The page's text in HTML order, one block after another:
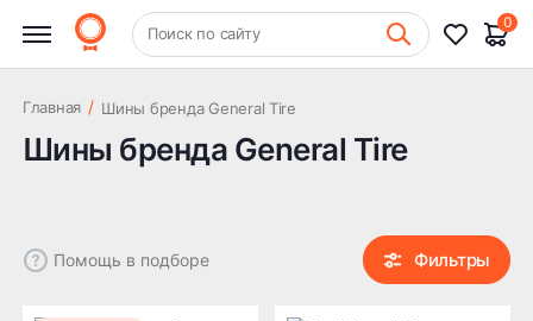
+7 (831) 261-35-35 Шиномонтаж
Поиск по сайту
0
Главная / Шины бренда General Tire
Шины бренда General Tire
Помощь в подборе Фильтры
Очистить Фильтры
Сезон
Лето Зима